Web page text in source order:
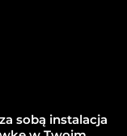
sobą instalacja